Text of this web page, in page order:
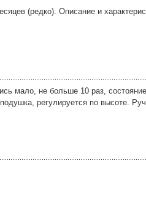
(редко). Описание и
мало, не больше 10 раз,
регулируется по высоте.